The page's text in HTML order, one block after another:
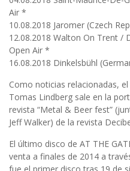
Air *
10.08.2018 Jaromer (Czech
12.08.2018 Walton On Trent /
Open Air *
16.08.2018 Dinkelsbühl
Como noticias relacionadas,
Tomas Lindberg sale en la
revista “Metal & Beer fest”
Jeff Walker) de la revista
El último disco de AT THE
venta a finales de 2014 a